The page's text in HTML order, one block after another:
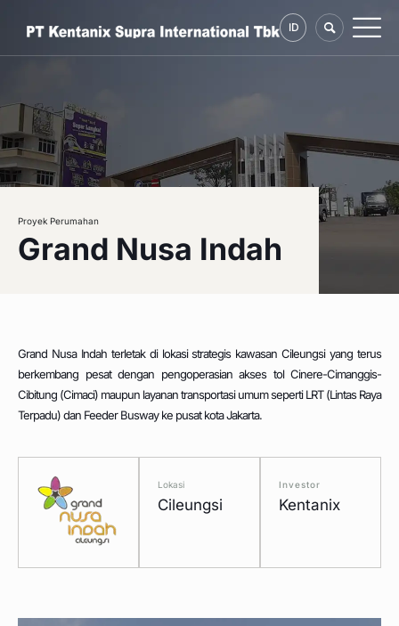
ID
Proyek Perumahan
Grand Nusa Indah
Grand Nusa Indah terletak di lokasi strategis kawasan Cileungsi yang terus
berkembang pesat dengan pengoperasian akses tol Cinere-Cimanggis-
Cibitung (Cimaci) maupun layanan transportasi umum seperti LRT (Lintas Raya
Terpadu) dan Feeder Busway ke pusat kota Jakarta.
Lokasi
Cileungsi
Investor
Kentanix